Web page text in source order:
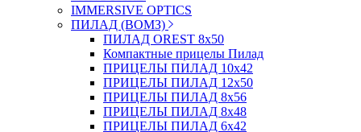
IMMERSIVE OPTICS
ПИЛАД (ВОМЗ)
ПИЛАД OREST 8х50
Компактные прицелы Пилад
ПРИЦЕЛЫ ПИЛАД 10х42
ПРИЦЕЛЫ ПИЛАД 12х50
ПРИЦЕЛЫ ПИЛАД 8х56
ПРИЦЕЛЫ ПИЛАД 8х48
ПРИЦЕЛЫ ПИЛАД 6х42